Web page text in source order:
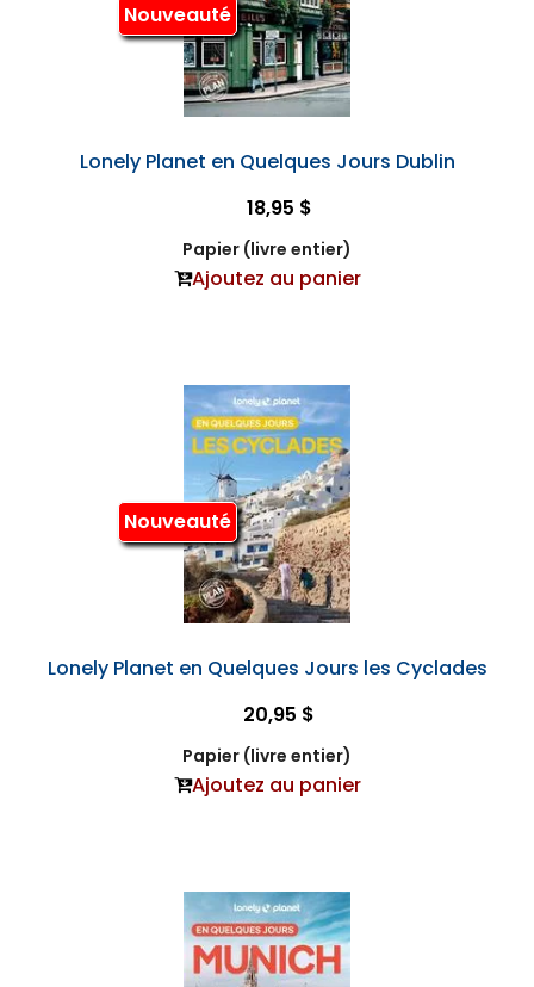
Nouveauté
Lonely Planet en Quelques Jours Dublin
18,95 $
Papier (livre entier)
Ajoutez au panier
Nouveauté
Lonely Planet en Quelques Jours les Cyclades
20,95 $
Papier (livre entier)
Ajoutez au panier